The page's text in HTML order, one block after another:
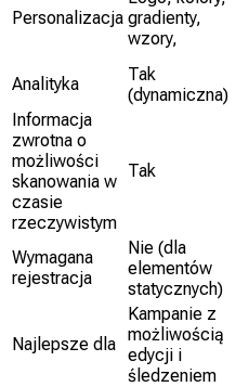
Personalizacja gradienty,
wzory,
Analityka
Tak
(dynamiczna)
Informacja
zwrotna o
możliwości
skanowania w
czasie
rzeczywistym
Tak
Wymagana
rejestracja
Nie (dla
elementów
statycznych)
Najlepsze dla
Kampanie z
możliwością
edycji i
śledzeniem